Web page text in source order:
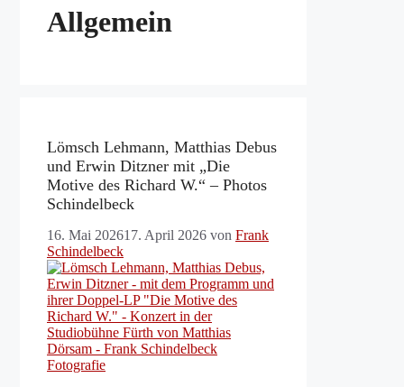
Allgemein
Lömsch Lehmann, Matthias Debus
und Erwin Ditzner mit „Die
Motive des Richard W.“ – Photos
Schindelbeck
16. Mai 202617. April 2026 von Frank
Schindelbeck